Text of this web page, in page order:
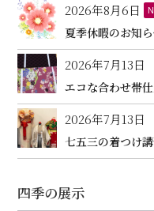
2026年8月6日
夏季休暇のお知
2026年7月13日
エコな合わせ帯
2026年7月13日
七五三の着つけ
四季の展示